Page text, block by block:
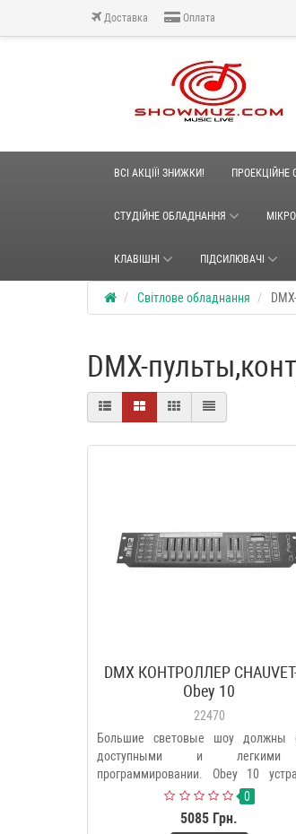
Доставка Оплата
ВСІ АКЦІЇ! ЗНИЖКИ! ПРОЕКЦІЙНЕ
СТУДІЙНЕ ОБЛАДНАННЯ
КЛАВІШНІ ПІДСИЛЮВАЧІ
Світлове обладнання
DMX-
DMX КОНТРОЛЛЕР
Obey 10
22470
Большие световые шоу должны
доступными и
программировании. Obey 10
0
5085 Грн.